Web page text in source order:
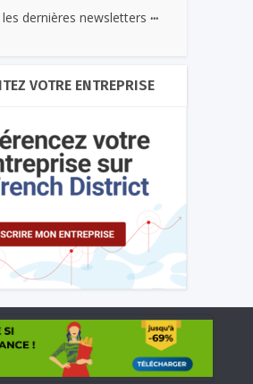
les dernières newsletters ...
VOTRE ENTREPRISE